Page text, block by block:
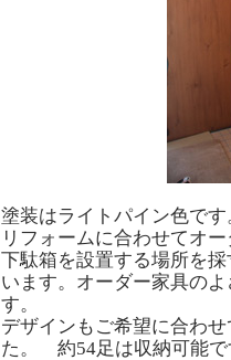
塗装はライトパイン色です
リフォームに合わせてオ
下駄箱を設置する場所を
います。オーダー家具の
す。
デザインもご希望に合わ
た。 約54足は収納可能で